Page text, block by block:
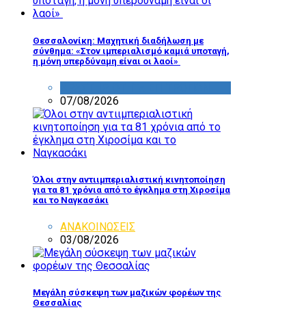
Θεσσαλονίκη: Μαχητική διαδήλωση με
σύνθημα: «Στον ιμπεριαλισμό καμιά υποταγή,
η μόνη υπερδύναμη είναι οι λαοί»
07/08/2026
Όλοι στην αντιιμπεριαλιστική κινητοποίηση
για τα 81 χρόνια από το έγκλημα στη Χιροσίμα
και το Ναγκασάκι
ΑΝΑΚΟΙΝΩΣΕΙΣ
03/08/2026
Μεγάλη σύσκεψη των μαζικών φορέων της
Θεσσαλίας